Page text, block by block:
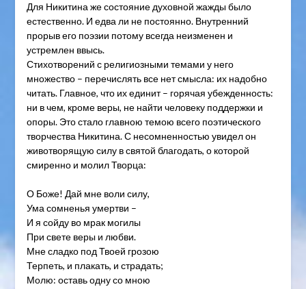
Для Никитина же состояние духовной жажды было
естественно. И едва ли не постоянно. Внутренний
прорыв его поэзии потому всегда неизменен и
устремлен ввысь.
Стихотворений с религиозными темами у него
множество – перечислять все нет смысла: их надобно
читать. Главное, что их единит – горячая убежденность:
ни в чем, кроме веры, не найти человеку поддержки и
опоры. Это стало главною темою всего поэтического
творчества Никитина. С несомненностью увидел он
животворящую силу в святой благодать, о которой
смиренно и молил Творца:
О Боже! Дай мне воли силу,
Ума сомненья умертви –
И я сойду во мрак могилы
При свете веры и любви.
Мне сладко под Твоей грозою
Терпеть, и плакать, и страдать;
Молю: оставь одну со мною